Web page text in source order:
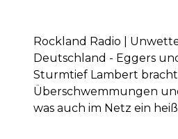
Rockland Radio |
Deutschland - Eggers
Sturmtief Lambert
Überschwemmungen
was auch im Netz ein